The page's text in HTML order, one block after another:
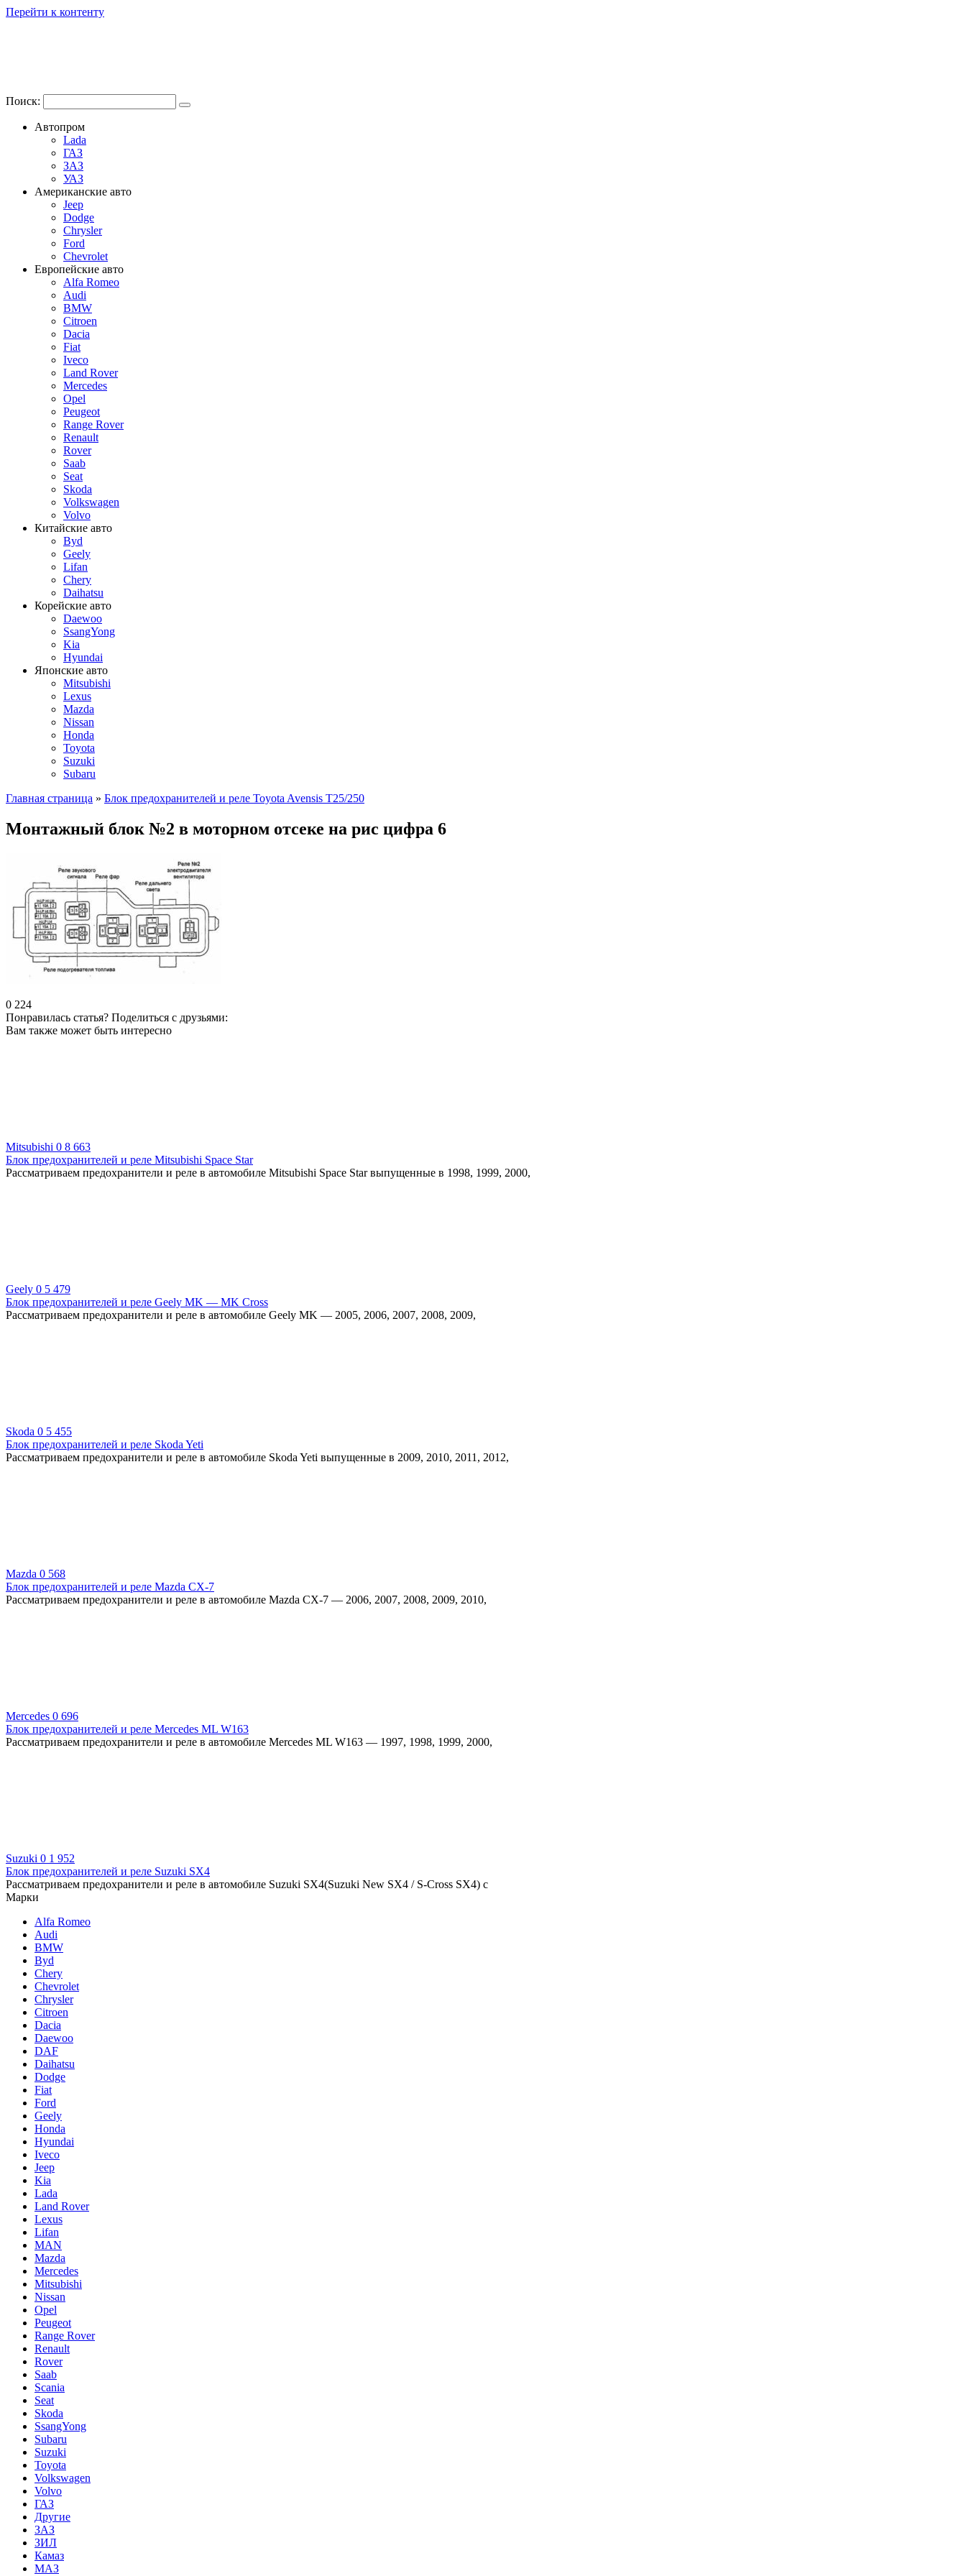
Перейти к контенту
Поиск:
Автопром
Lada
ГАЗ
ЗАЗ
УАЗ
Американские авто
Jeep
Dodge
Chrysler
Ford
Chevrolet
Европейские авто
Alfa Romeo
Audi
BMW
Citroen
Dacia
Fiat
Iveco
Land Rover
Mercedes
Opel
Peugeot
Range Rover
Renault
Rover
Saab
Seat
Skoda
Volkswagen
Volvo
Китайские авто
Byd
Geely
Lifan
Chery
Daihatsu
Корейские авто
Daewoo
SsangYong
Kia
Hyundai
Японские авто
Mitsubishi
Lexus
Mazda
Nissan
Honda
Toyota
Suzuki
Subaru
Главная страница » Блок предохранителей и реле Toyota Avensis T25/250
Монтажный блок №2 в моторном отсеке на рис цифра 6
0 224
Понравилась статья? Поделиться с друзьями:
Вам также может быть интересно
Mitsubishi 0 8 663
Блок предохранителей и реле Mitsubishi Space Star
Рассматриваем предохранители и реле в автомобиле Mitsubishi Space Star выпущенные в 1998, 1999, 2000,
Geely 0 5 479
Блок предохранителей и реле Geely MK — MK Cross
Рассматриваем предохранители и реле в автомобиле Geely MK — 2005, 2006, 2007, 2008, 2009,
Skoda 0 5 455
Блок предохранителей и реле Skoda Yeti
Рассматриваем предохранители и реле в автомобиле Skoda Yeti выпущенные в 2009, 2010, 2011, 2012,
Mazda 0 568
Блок предохранителей и реле Mazda CX-7
Рассматриваем предохранители и реле в автомобиле Mazda CX-7 — 2006, 2007, 2008, 2009, 2010,
Mercedes 0 696
Блок предохранителей и реле Mercedes ML W163
Рассматриваем предохранители и реле в автомобиле Mercedes ML W163 — 1997, 1998, 1999, 2000,
Suzuki 0 1 952
Блок предохранителей и реле Suzuki SX4
Рассматриваем предохранители и реле в автомобиле Suzuki SX4(Suzuki New SX4 / S-Cross SX4) с
Марки
Alfa Romeo
Audi
BMW
Byd
Chery
Chevrolet
Chrysler
Citroen
Dacia
Daewoo
DAF
Daihatsu
Dodge
Fiat
Ford
Geely
Honda
Hyundai
Iveco
Jeep
Kia
Lada
Land Rover
Lexus
Lifan
MAN
Mazda
Mercedes
Mitsubishi
Nissan
Opel
Peugeot
Range Rover
Renault
Rover
Saab
Scania
Seat
Skoda
SsangYong
Subaru
Suzuki
Toyota
Volkswagen
Volvo
ГАЗ
Другие
ЗАЗ
ЗИЛ
Камаз
МАЗ